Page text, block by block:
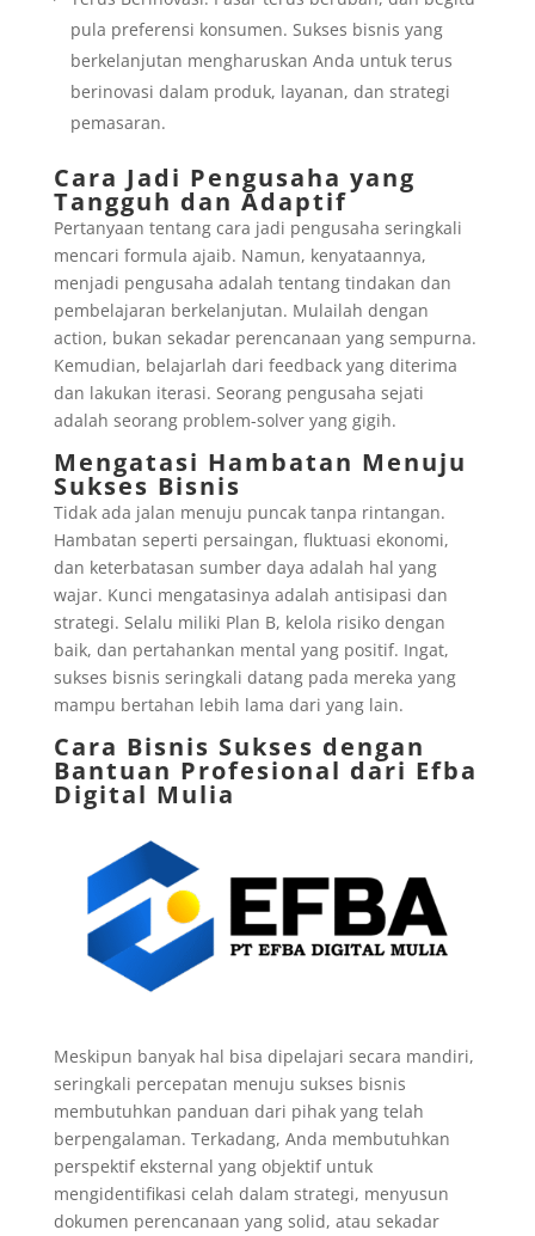
pula preferensi konsumen. Sukses bisnis yang
berkelanjutan mengharuskan Anda untuk terus
berinovasi dalam produk, layanan, dan strategi
pemasaran.
Cara Jadi Pengusaha yang
Tangguh dan Adaptif
Pertanyaan tentang cara jadi pengusaha seringkali
mencari formula ajaib. Namun, kenyataannya,
menjadi pengusaha adalah tentang tindakan dan
pembelajaran berkelanjutan. Mulailah dengan
action, bukan sekadar perencanaan yang sempurna.
Kemudian, belajarlah dari feedback yang diterima
dan lakukan iterasi. Seorang pengusaha sejati
adalah seorang problem-solver yang gigih.
Mengatasi Hambatan Menuju
Sukses Bisnis
Tidak ada jalan menuju puncak tanpa rintangan.
Hambatan seperti persaingan, fluktuasi ekonomi,
dan keterbatasan sumber daya adalah hal yang
wajar. Kunci mengatasinya adalah antisipasi dan
strategi. Selalu miliki Plan B, kelola risiko dengan
baik, dan pertahankan mental yang positif. Ingat,
sukses bisnis seringkali datang pada mereka yang
mampu bertahan lebih lama dari yang lain.
Cara Bisnis Sukses dengan
Bantuan Profesional dari Efba
Digital Mulia
Meskipun banyak hal bisa dipelajari secara mandiri,
seringkali percepatan menuju sukses bisnis
membutuhkan panduan dari pihak yang telah
berpengalaman. Terkadang, Anda membutuhkan
perspektif eksternal yang objektif untuk
mengidentifikasi celah dalam strategi, menyusun
dokumen perencanaan yang solid, atau sekadar